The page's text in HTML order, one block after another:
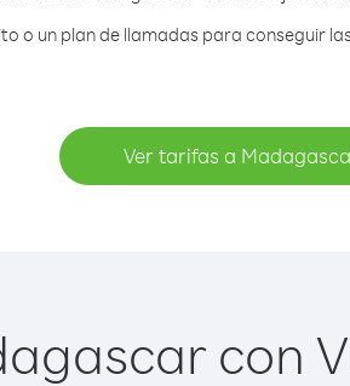
o un plan de llamadas para conseguir
Ver tarifas a
con